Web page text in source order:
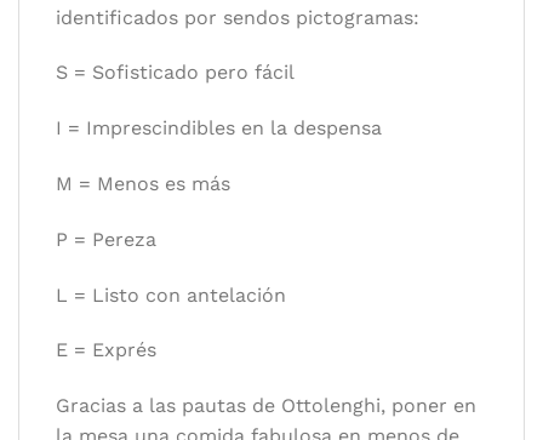
identificados por sendos pictogramas:
S = Sofisticado pero fácil
I = Imprescindibles en la despensa
M = Menos es más
P = Pereza
L = Listo con antelación
E = Exprés
Gracias a las pautas de Ottolenghi, poner en